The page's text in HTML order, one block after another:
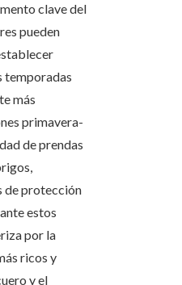
clave del
pueden
temporadas
más
primavera-
de prendas
de protección
estos
por la
ricos y
y el